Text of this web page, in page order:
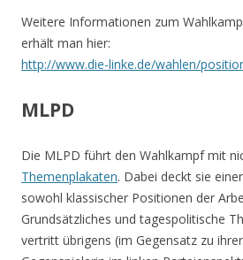
Weitere Informationen zum
erhält man hier:
http://www.die-linke.de/wahlen/
MLPD
Die MLPD führt den Wahlkampf mit
Themenplakaten. Dabei deckt sie
sowohl klassischer Positionen der
Grundsätzliches und tagespolitische
vertritt übrigens (im Gegensatz zu